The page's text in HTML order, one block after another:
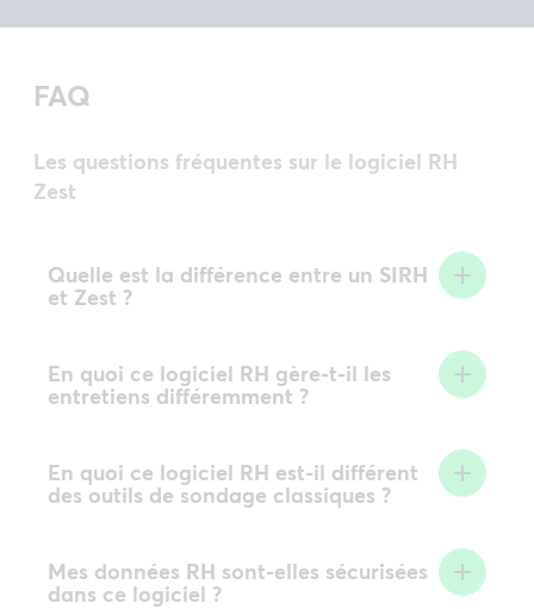
FAQ
Les questions fréquentes sur le logiciel RH
Zest
Quelle est la différence entre un SIRH
et Zest ?
En quoi ce logiciel RH gère-t-il les
entretiens différemment ?
En quoi ce logiciel RH est-il différent
des outils de sondage classiques ?
Mes données RH sont-elles sécurisées
dans ce logiciel ?